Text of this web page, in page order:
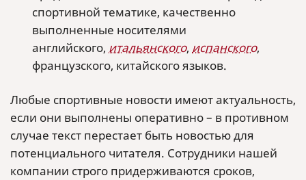
спортивной тематике, качественно
выполненные носителями
английского, итальянского, испанского,
французского, китайского языков.
Любые спортивные новости имеют актуальность,
если они выполнены оперативно – в противном
случае текст перестает быть новостью для
потенциального читателя. Сотрудники нашей
компании строго придерживаются сроков,